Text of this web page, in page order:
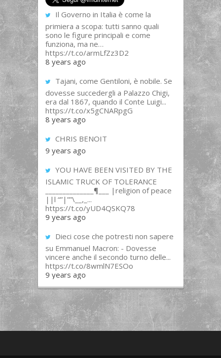
Il Governo in Italia è come la
primiera a scopa: tutti sanno quali
sono le figure principali e come
funziona, ma ne…
https://t.co/armLfZz3D2
8 years ago
Tajani, come Gentiloni, è nobile. Se
dovesse succedergli a Palazzo Chigi,
era dal 1867, quando il Conte Luigi...
https://t.co/x5gCNARpgG
8 years ago
CHRIS BENOIT
9 years ago
YOU HAVE BEEN VISITED BY THE
ISLAMIC TRUCK OF TOLERANCE
______________¶___ |religion of peace
||l “”|””\__,_...
https://t.co/yUD4QSKQ78
9 years ago
Dieci cose che potresti non sapere
su Emmanuel Macron: - Dovesse
vincere anche il secondo turno delle...
https://t.co/8wmlN7ESOo
9 years ago